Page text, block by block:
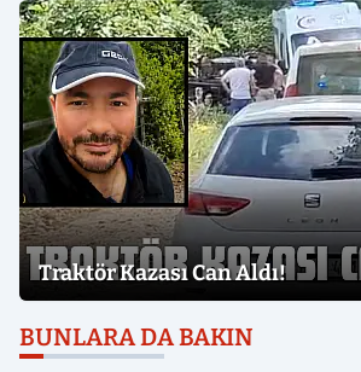
Traktör Kazası Can Aldı!
BUNLARA DA BAKIN